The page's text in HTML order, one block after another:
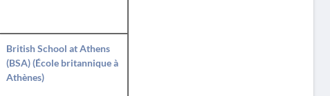
British School at Athens
(BSA) (École britannique à
Athènes)